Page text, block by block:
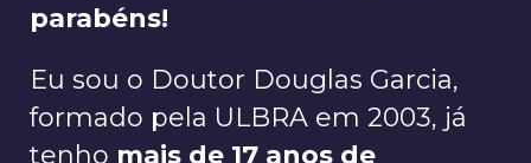
parabéns!
Eu sou o Doutor Douglas Garcia,
formado pela ULBRA em 2003, já
tenho mais de 17 anos de